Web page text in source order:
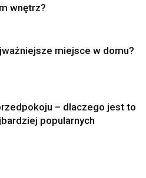
wnętrz?
miejsce w domu?
– dlaczego jest to
popularnych